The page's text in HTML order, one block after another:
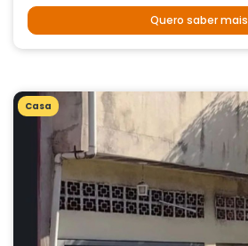
Quero saber mais
Casa